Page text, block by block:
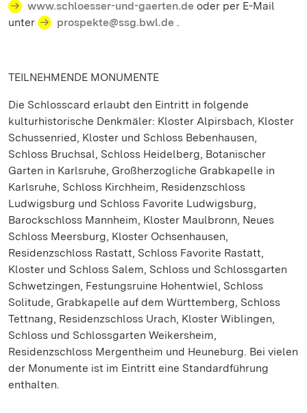
www.schloesser-und-gaerten.de oder per E-Mail
unter
prospekte@ssg.bwl.de .
TEILNEHMENDE MONUMENTE
Die Schlosscard erlaubt den Eintritt in folgende
kulturhistorische Denkmäler: Kloster Alpirsbach, Kloster
Schussenried, Kloster und Schloss Bebenhausen,
Schloss Bruchsal, Schloss Heidelberg, Botanischer
Garten in Karlsruhe, Großherzogliche Grabkapelle in
Karlsruhe, Schloss Kirchheim, Residenzschloss
Ludwigsburg und Schloss Favorite Ludwigsburg,
Barockschloss Mannheim, Kloster Maulbronn, Neues
Schloss Meersburg, Kloster Ochsenhausen,
Residenzschloss Rastatt, Schloss Favorite Rastatt,
Kloster und Schloss Salem, Schloss und Schlossgarten
Schwetzingen, Festungsruine Hohentwiel, Schloss
Solitude, Grabkapelle auf dem Württemberg, Schloss
Tettnang, Residenzschloss Urach, Kloster Wiblingen,
Schloss und Schlossgarten Weikersheim,
Residenzschloss Mergentheim und Heuneburg. Bei vielen
der Monumente ist im Eintritt eine Standardführung
enthalten.